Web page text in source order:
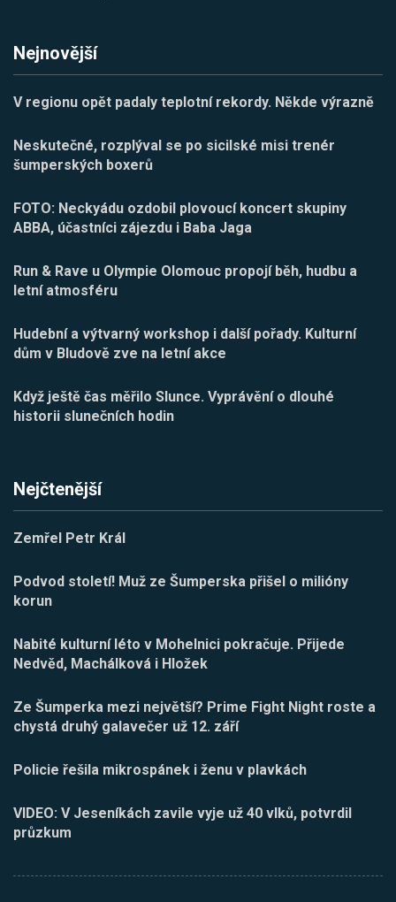
Nejnovější
V regionu opět padaly teplotní rekordy. Někde výrazně
Neskutečné, rozplýval se po sicilské misi trenér
šumperských boxerů
FOTO: Neckyádu ozdobil plovoucí koncert skupiny
ABBA, účastníci zájezdu i Baba Jaga
Run & Rave u Olympie Olomouc propojí běh, hudbu a
letní atmosféru
Hudební a výtvarný workshop i další pořady. Kulturní
dům v Bludově zve na letní akce
Když ještě čas měřilo Slunce. Vyprávění o dlouhé
historii slunečních hodin
Nejčtenější
Zemřel Petr Král
Podvod století! Muž ze Šumperska přišel o milióny
korun
Nabité kulturní léto v Mohelnici pokračuje. Přijede
Nedvěd, Machálková i Hložek
Ze Šumperka mezi největší? Prime Fight Night roste a
chystá druhý galavečer už 12. září
Policie řešila mikrospánek i ženu v plavkách
VIDEO: V Jeseníkách zavile vyje už 40 vlků, potvrdil
průzkum